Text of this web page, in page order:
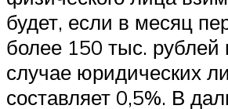
будет, если в месяц
более 150 тыс. рублей
случае юридических
составляет 0,5%. В